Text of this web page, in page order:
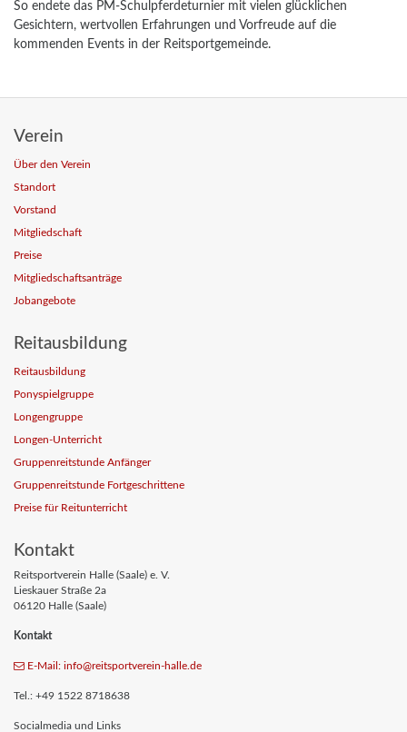
So endete das PM-Schulpferdeturnier mit vielen glücklichen
Gesichtern, wertvollen Erfahrungen und Vorfreude auf die
kommenden Events in der Reitsportgemeinde.
Verein
Über den Verein
Standort
Vorstand
Mitgliedschaft
Preise
Mitgliedschaftsanträge
Jobangebote
Reitausbildung
Reitausbildung
Ponyspielgruppe
Longengruppe
Longen-Unterricht
Gruppenreitstunde Anfänger
Gruppenreitstunde Fortgeschrittene
Preise für Reitunterricht
Kontakt
Reitsportverein Halle (Saale) e. V.
Lieskauer Straße 2a
06120 Halle (Saale)
Kontakt
E-Mail: info@reitsportverein-halle.de
Tel.: +49 1522 8718638
Socialmedia und Links